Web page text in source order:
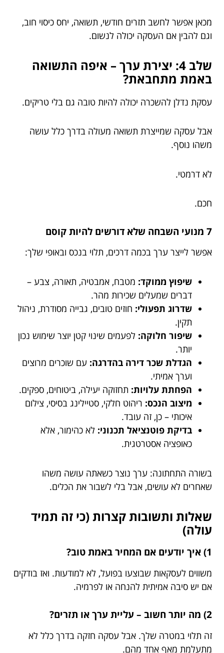
מכאן אפשר לחשב תזרים חודשי, תשואה, יחס כיסוי חוב,
וגם להבין אם העסקה יכולה לנשום.
שלב 4: יצירת ערך – איפה התשואה
באמת מתחבאת?
עסקת נדלן להשכרה יכולה להיות טובה גם בלי טריקים.
אבל עסקה שמייצרת תשואה מעולה בדרך כלל עושה
משהו נוסף.
לא דרמטי.
חכם.
7 מנועי השבחה שלא דורשים להיות קוסם
אפשר לייצר ערך בכמה דרכים, תלוי בנכס ובאופי שלך:
שיפוץ ממוקד: מטבח, אמבטיה, תאורה, צבע –
דברים שמעלים שכירות מהר.
שדרוג תפעולי: חוזים טובים, גבייה מסודרת, ניהול
תקין.
שיפור חלוקה: לפעמים שינוי קטן יוצר שימוש נכון
יותר.
הגדלת שכר דירה בהדרגה: עם שוכרים מרוצים
וערך אמיתי.
הפחתת עלויות: תחזוקה יעילה, ביטוחים, ספקים.
מיצוב הנכס: ריהוט חלקי, סטיילינג בסיסי, צילום
איכותי – כן, זה עובד.
בדיקת פוטנציאל תכנוני: לא כהימור, אלא
כאופציה אסטרטגית.
בשורה התחתונה: ערך נוצר כשאתה עושה משהו
שאחרים לא עושים, אבל בלי לשבור את הכלים.
שאלות ותשובות קצרות (כי זה תמיד
עולה)
1) איך יודעים אם המחיר באמת טוב?
משווים לעסקאות שבוצעו בפועל, לא למודעות. ואז בודקים
אם יש סיבה אמיתית להנחה או לפרמיה.
2) מה יותר חשוב – עליית ערך או תזרים?
זה תלוי במטרה שלך. אבל עסקה חזקה בדרך כלל לא
מתעלמת מאף אחד מהם.